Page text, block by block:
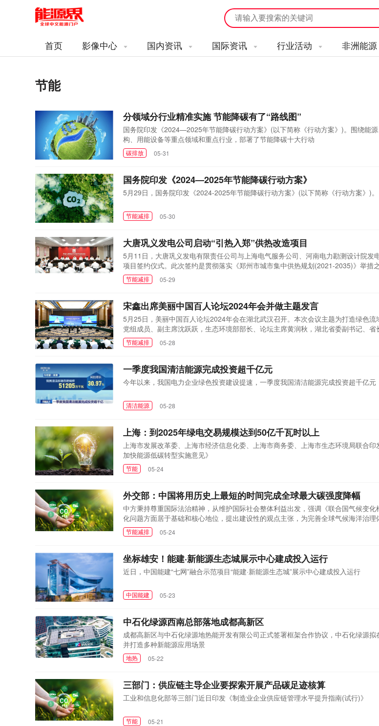
首页 影像中心 国内资讯 国际资讯 行业活动 非洲能源
节能
分领域分行业精准实施 节能降碳有了“路线图”
国务院印发《2024—2025年节能降碳行动方案》(以下简称《行动方案》)。围绕能
构、用能设备等重点领域和重点行业，部署了节能降碳十大行动
碳排放 05-31
国务院印发《2024—2025年节能降碳行动方案》
5月29日，国务院印发《2024-2025年节能降碳行动方案》(以下简称《行动方案》)。
节能减排 05-30
大唐巩义发电公司启动“引热入郑”供热改造项目
5月11日，大唐巩义发电有限责任公司与上海电气服务公司、河南电力勘测设计院发
项目签约仪式。此次签约是贯彻落实《郑州市城市集中供热规划(2021-2035)》举措
被列入郑州市冬季居民供热热源点，在保民生方面又担负起一份更加重要的责任。该
性全容量切缸和长输大管径供热技术。项目投产后，巩义公司将充分发挥热电联产优
节能减排 05-29
宋鑫出席美丽中国百人论坛2024年会并做主题发言
5月25日，美丽中国百人论坛2024年会在湖北武汉召开。本次会议主题为打造绿色
党组成员、副主席沈跃跃，生态环境部部长、论坛主席黄润秋，湖北省委副书记、
能党委书记、董事长宋鑫应邀出席年会并做了题为守护绿水青山&ensp; 共建美丽中国
人论坛2024年会的召开表示祝贺。他表示，持续深入打好污染防治攻坚战，既是美丽
节能减排 05-28
一季度我国清洁能源完成投资超千亿元
今年以来，我国电力企业绿色投资建设提速，一季度我国清洁能源完成投资超千亿元
清洁能源 05-28
上海：到2025年绿电交易规模达到50亿千瓦时以上
上海市发展改革委、上海市经济信息化委、上海市商务委、上海市生态环境局联合
加快能源低碳转型实施意见》
节能 05-24
外交部：中国将用历史上最短的时间完成全球最大碳强度降幅
中方秉持尊重国际法治精神，从维护国际社会整体利益出发，强调《联合国气候变
化问题方面居于基础和核心地位，提出建设性的观点主张，为完善全球气候海洋治
评价
节能减排 05-24
坐标雄安！能建·新能源生态城展示中心建成投入运行
近日，中国能建“七网”融合示范项目“能建·新能源生态城”展示中心建成投入运行
中国能建 05-23
中石化绿源西南总部落地成都高新区
成都高新区与中石化绿源地热能开发有限公司正式签署框架合作协议，中石化绿源拟
并打造多种新能源应用场景
地热 05-22
三部门：供应链主导企业要探索开展产品碳足迹核算
工业和信息化部等三部门近日印发《制造业企业供应链管理水平提升指南(试行)》
节能 05-21